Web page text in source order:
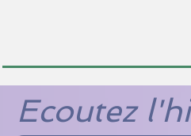
Ecoutez